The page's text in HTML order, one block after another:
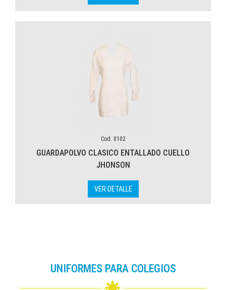
Cod. 0102
GUARDAPOLVO CLASICO ENTALLADO CUELLO
JHONSON
VER DETALLE
UNIFORMES PARA COLEGIOS